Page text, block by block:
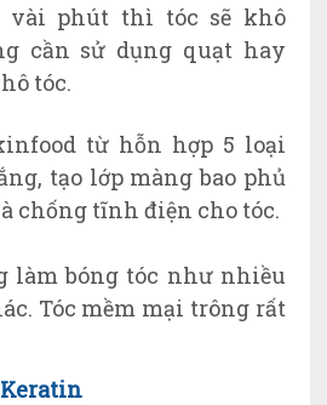
vài phút thì tóc sẽ khô
cần sử dụng quạt hay
tóc.
từ hỗn hợp 5 loại
tạo lớp màng bao phủ
chống tĩnh điện cho tóc.
làm bóng tóc như nhiều
Tóc mềm mại trông rất